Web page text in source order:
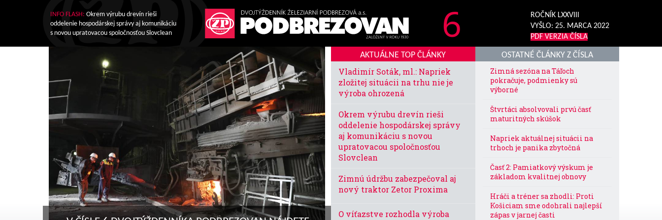
INFO FLASH: Okrem výrubu drevín rieši
oddelenie hospodárskej správy aj komunikáciu
s novou upratovacou spoločnosťou Slovclean
6
ROČNÍK LXXVIII
VYŠLO: 25. MARCA 2022
PDF VERZIA ČÍSLA
AKTUÁLNE TOP ČLÁNKY
Vladimír Soták, ml.: Napriek
zložitej situácii na trhu nie je
výroba ohrozená
Okrem výrubu drevín rieši
oddelenie hospodárskej správy
aj komunikáciu s novou
upratovacou spoločnosťou
Slovclean
Zimnú údržbu zabezpečoval aj
nový traktor Zetor Proxima
O víťazstve rozhodla výroba
OSTATNÉ ČLÁNKY Z ČÍSLA
Zimná sezóna na Táľoch
pokračuje, podmienky sú
výborné
Štvrtáci absolvovali prvú časť
maturitných skúšok
Napriek aktuálnej situácii na
trhoch je panika zbytočná
Časť 2: Pamiatkový výskum je
základom kvalitnej obnovy
Hráči a tréner sa zhodli: Proti
Košiciam sme odohrali najlepší
zápas v jarnej časti